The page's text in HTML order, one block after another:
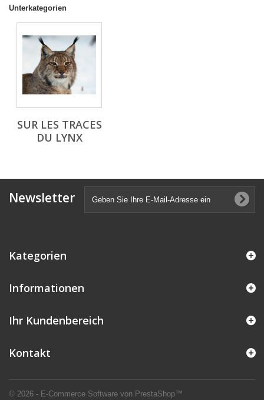
Unterkategorien
SUR LES TRACES
DU LYNX
Newsletter
Kategorien
Informationen
© 2026 - E-Commerce Software von PrestaShop™
Ihr Kundenbereich
Kontakt